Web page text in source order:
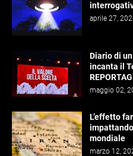
aprile 27,
Diario di
incanta il
maggio 02,
L’effetto
mondiale
marzo 12,